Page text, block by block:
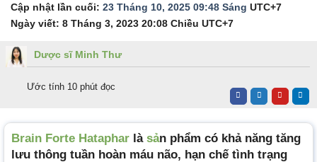
Cập nhật lần cuối: 23 Tháng 10, 2025 09:48 Sáng UTC+7
Ngày viết: 8 Tháng 3, 2023 20:08 Chiều UTC+7
Dược sĩ Minh Thư
Ước tính 10 phút đọc
Brain Forte Hataphar là sản phẩm có khả năng tăng
lưu thông tuần hoàn máu não, hạn chế tình trạng